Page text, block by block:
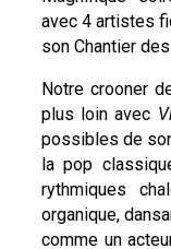
avec 4 artistes
son Chantier
Notre crooner
plus loin avec
possibles de
la pop
rythmiques
organique,
comme un